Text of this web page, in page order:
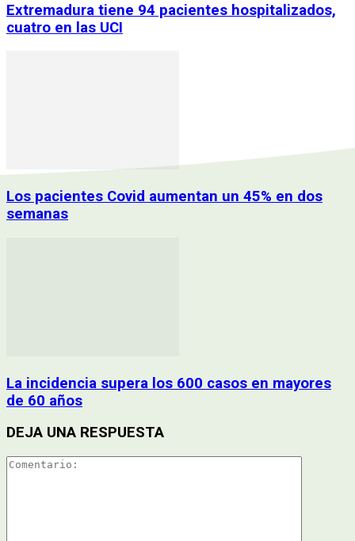
Extremadura tiene 94 pacientes hospitalizados,
cuatro en las UCI
Los pacientes Covid aumentan un 45% en dos
semanas
La incidencia supera los 600 casos en mayores
de 60 años
DEJA UNA RESPUESTA